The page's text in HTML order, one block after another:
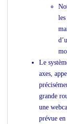
Le
axes,
grande
une
prévue